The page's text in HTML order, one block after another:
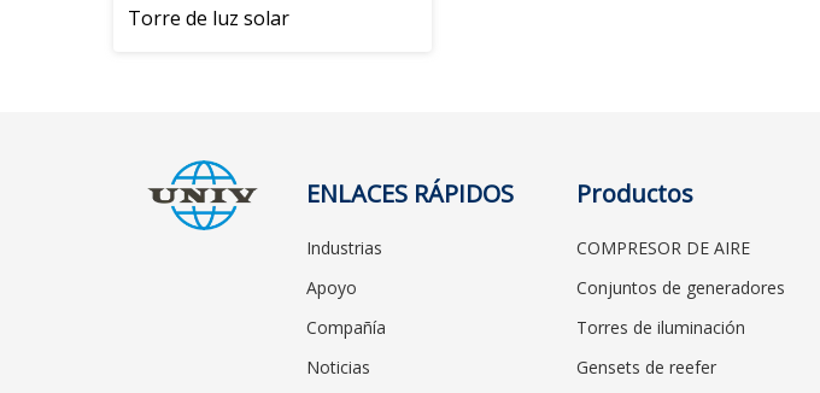
Torre de luz solar
ENLACES RÁPIDOS
Industrias
Apoyo
Compañía
Noticias
Productos
COMPRESOR DE AIRE
Conjuntos de generadores
Torres de iluminación
Gensets de reefer